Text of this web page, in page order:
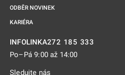
ODBĚR NOVINEK
KARIÉRA
INFOLINKA272 185 333
Po–Pá 9:00 až 14:00
Sledujte nás